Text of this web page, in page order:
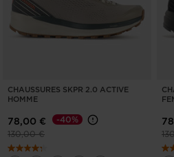
CHAUSSURES SKPR 2.0 ACTIVE
HOMME
78,00 €
Prix réduit de
130,00 €à
-40%